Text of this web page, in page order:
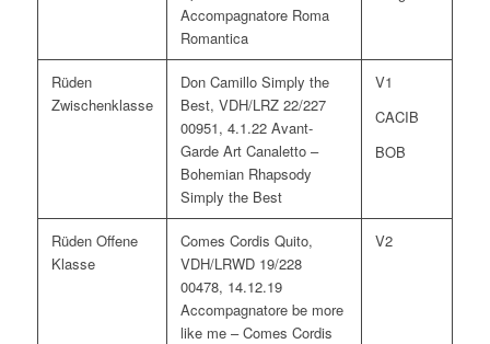
Accompagnatore Roma
Romantica
Rüden
Zwischenklasse
Don Camillo Simply the
Best, VDH/LRZ 22/227
00951, 4.1.22 Avant-
Garde Art Canaletto –
Bohemian Rhapsody
Simply the Best
V1
CACIB
BOB
Rüden Offene
Klasse
Comes Cordis Quito,
VDH/LRWD 19/228
00478, 14.12.19
Accompagnatore be more
like me – Comes Cordis
V2